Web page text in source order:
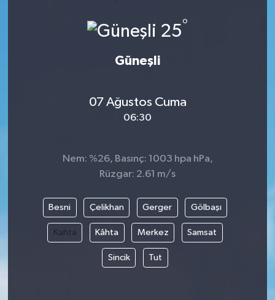
25°
Güneşli
07 Ağustos Cuma
06:30
Nem: %26, Basınç: 1003 hpa hPa,
Rüzgar: 2.61 m/s
Besni Çelikhan Gerger Gölbaşı
Kahta Kâhta Merkez Samsat
Sincik Tut